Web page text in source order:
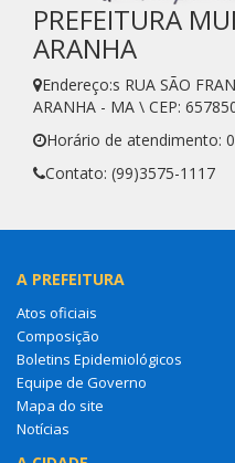
PREFEITURA
ARANHA
Endereço:s RUA SÃO
ARANHA - MA \ CEP:
Horário de atendimento:
Contato: (99)3575-1117
A PREFEITURA
Atos oficiais
Composição
Boletins Epidemiológicos
Equipe de Governo
Mapa do site
Notícias